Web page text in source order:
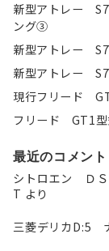
新型アトレー
ング③
新型アトレー
新型アトレー
現行フリード
フリード GT1
最近のコメント
シトロエン
T より
三菱デリカD:5